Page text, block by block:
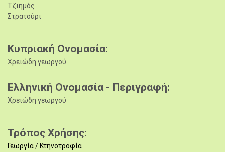
Τζιημός
Στρατούρι
Κυπριακή Ονομασία
Χρειώδη γεωργού
Ελληνική Ονομασία - Περιγραφή
Χρειώδη γεωργού
Τρόπος Χρήσης
Γεωργία / Κτηνοτροφία